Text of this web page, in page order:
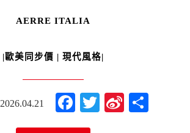
AERRE ITALIA
|歐美同步價 | 現代風格|
2026.04.21 Facebook
Twitter
Sina